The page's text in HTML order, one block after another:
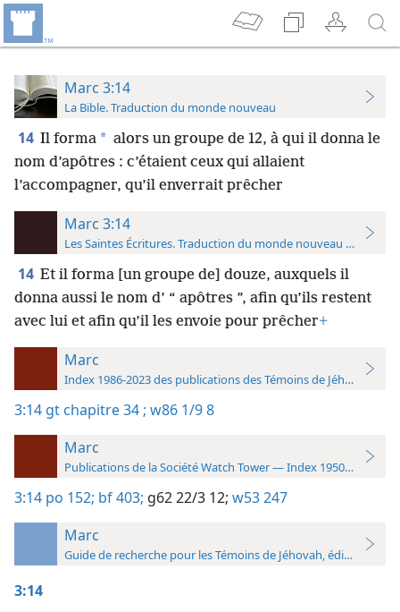
Marc 3:14
La Bible. Traduction du monde nouveau
14 Il forma * alors un groupe de 12, à qui il donna le
nom d’apôtres : c’étaient ceux qui allaient
l’accompagner, qu’il enverrait prêcher
Marc 3:14
Les Saintes Écritures. Traduction du monde nouveau (avec
14 Et il forma [un groupe de] douze, auxquels il
donna aussi le nom d’ “ apôtres ”, afin qu’ils restent
avec lui et afin qu’il les envoie pour prêcher+
Marc
Index 1986-2023 des publications des Témoins de Jéhovah
3:14 gt chapitre 34 ; w86 1/9 8
Marc
Publications de la Société Watch Tower — Index 1950-1985
3:14 po 152; bf 403; g62 22/3 12; w53 247
Marc
Guide de recherche pour les Témoins de Jéhovah, édition 2019
3:14